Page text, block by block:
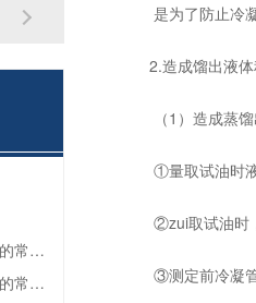
是为了防止冷凝
2.造成馏出液体
（1）造成蒸馏
①量取试油时液
②zui取试油时，
③测定前冷凝管
防锈油脂盐雾腐蚀试验器的常见故障与解决方法
防锈油脂盐雾腐蚀试验器的常见故障与解决方法